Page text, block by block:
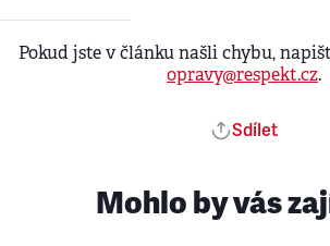
Pokud jste v článku našli chybu,
opravy@respekt.cz.
Sdílet
Mohlo by vás